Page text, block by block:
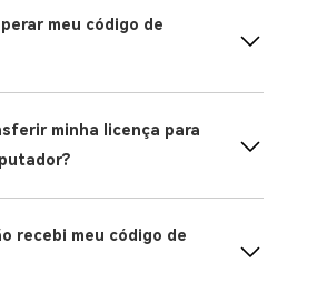
meu código de
minha licença para
recebi meu código de